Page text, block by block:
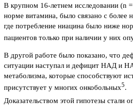
В крупном 16-летнем исследовании (n
норме витамина, было связано с более
где потребление ниацина было ниже
пациентов только при наличии у них
В другой работе было показано, что
ситуации наступал и дефицит НАД и
метаболизма, которые способствуют
присутствует у многих онкобольных5.
Доказательством этой гипотезы